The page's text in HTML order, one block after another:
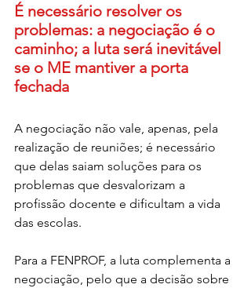
É necessário resolver os
problemas: a negociação é o
caminho; a luta será inevitável
se o ME mantiver a porta
fechada
A negociação não vale, apenas, pela
realização de reuniões; é necessário
que delas saiam soluções para os
problemas que desvalorizam a
profissão docente e dificultam a vida
das escolas.
Para a FENPROF, a luta complementa a
negociação, pelo que a decisão sobre